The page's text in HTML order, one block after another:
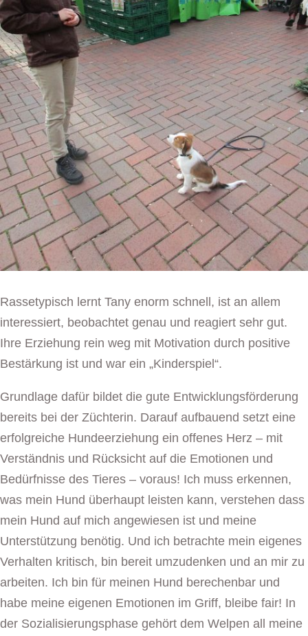
Rassetypisch lernt Tany enorm schnell, ist an allem
interessiert, beobachtet genau und reagiert sehr gut.
Ihre Erziehung rein weg mit Motivation durch positive
Bestärkung ist und war ein „Kinderspiel“.
Grundlage dafür bildet die gute Entwicklungsförderung
bereits bei der Züchterin. Darauf aufbauend setzt eine
erfolgreiche Hundeerziehung ein offenes Herz – mit
Verständnis und Rücksicht auf die Emotionen und
Bedürfnisse des Tieres – voraus! Ich muss erkennen,
was mein Hund überhaupt leisten kann, verstehen dass
mein Hund auf mich angewiesen ist und meine
Unterstützung benötig. Und ich betrachte mein eigenes
Verhalten kritisch, bin bereit umzudenken und an mir zu
arbeiten. Ich bin für meinen Hund berechenbar und
habe meine eigenen Emotionen im Griff, bleibe fair! In
der Sozialisierungsphase gehört dem Welpen all meine